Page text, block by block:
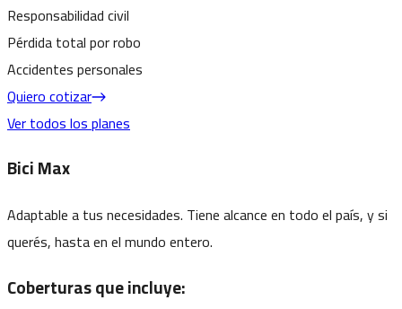
Responsabilidad civil
Pérdida total por robo
Accidentes personales
Quiero cotizar
Ver todos los planes
Bici Max
Adaptable a tus necesidades. Tiene alcance en todo el país, y si
querés, hasta en el mundo entero.
Coberturas que incluye: